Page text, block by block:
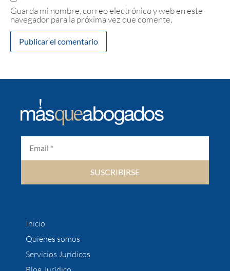
Guarda mi nombre, correo electrónico y web en este
navegador para la próxima vez que comente.
SUSCRIBIRSE
Inicio
Quienes somos
Servicios Jurídicos